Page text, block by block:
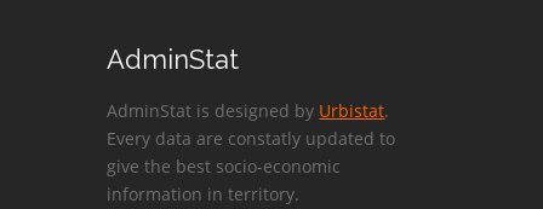
AdminStat
AdminStat is designed by Urbistat.
Every data are constatly updated to
give the best socio-economic
information in territory.